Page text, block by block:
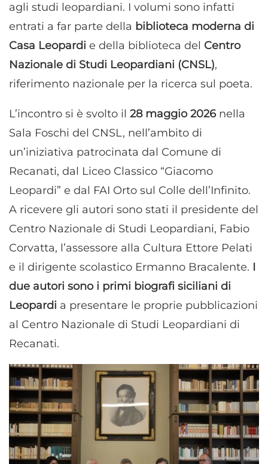
agli studi leopardiani. I volumi sono infatti
entrati a far parte della biblioteca moderna di
Casa Leopardi e della biblioteca del Centro
Nazionale di Studi Leopardiani (CNSL),
riferimento nazionale per la ricerca sul poeta.
L’incontro si è svolto il 28 maggio 2026 nella
Sala Foschi del CNSL, nell’ambito di
un’iniziativa patrocinata dal Comune di
Recanati, dal Liceo Classico “Giacomo
Leopardi” e dal FAI Orto sul Colle dell’Infinito.
A ricevere gli autori sono stati il presidente del
Centro Nazionale di Studi Leopardiani, Fabio
Corvatta, l’assessore alla Cultura Ettore Pelati
e il dirigente scolastico Ermanno Bracalente. I
due autori sono i primi biografi siciliani di
Leopardi a presentare le proprie pubblicazioni
al Centro Nazionale di Studi Leopardiani di
Recanati.